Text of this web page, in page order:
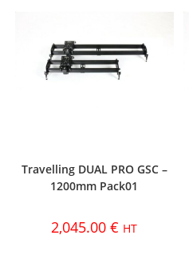
Travelling DUAL PRO GSC –
1200mm Pack01
2,045.00€ HT